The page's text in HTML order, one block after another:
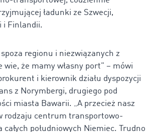
ładunki ze Szwecji,
i Finlandii.
spoza regionu i niezwiązanych z
wie, że mamy własny port” – mówi
i kierownik działu dyspozycji
z Norymbergi, drugiego pod
miasta Bawarii. „A przecież nasz
rodzaju centrum transportowo-
całych południowych Niemiec. Trudno